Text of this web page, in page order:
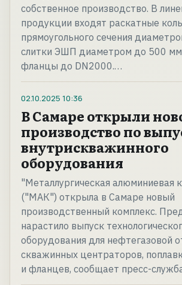
собственное производство. В
продукции входят раскатные
прямоугольного сечения
слитки ЭШП диаметром до 500
фланцы до DN2000.…
02.10.2025 10:36
В Самаре открыли
производство по
внутрискважинного
оборудования
"Металлургическая алюминиевая
("МАК") открыла в Самаре новый
производственный комплекс.
нарастило выпуск
оборудования для нефтегазовой
скважинных центраторов,
и фланцев, сообщает пресс-